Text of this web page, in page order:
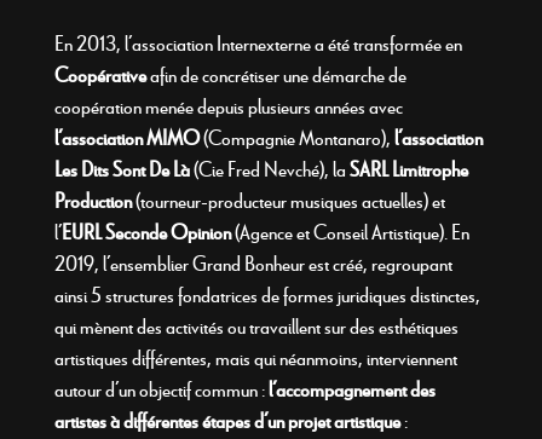
En 2013, l’association Internexterne a été transformée en
Coopérativeafin de concrétiser une démarche de
coopération menée depuis plusieurs années avec
l’association MIMO(Compagnie Montanaro), l’association
Les Dits Sont De Là(Cie Fred Nevché), la SARL Limitrophe
Production(tourneur-producteur musiques actuelles) et
l’EURL Seconde Opinion(Agence et Conseil Artistique). En
2019, l’ensemblier Grand Bonheur est créé, regroupant
ainsi 5 structures fondatrices de formes juridiques distinctes,
qui mènent des activités ou travaillent sur des esthétiques
artistiques différentes, mais qui néanmoins, interviennent
autour d’un objectif commun :l’accompagnement des
artistes à différentes étapes d’un projet artistique: